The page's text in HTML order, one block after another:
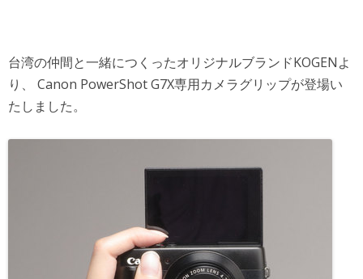
台湾の仲間と一緒につくったオリジナルブランドKOGENよ
り、 Canon PowerShot G7X専用カメラグリップが登場い
たしました。